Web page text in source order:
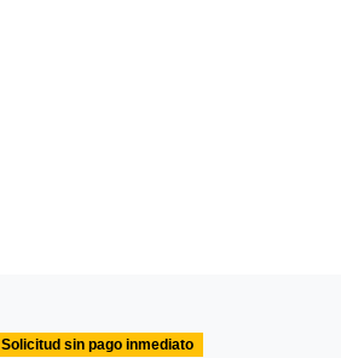
Solicitud sin pago inmediato